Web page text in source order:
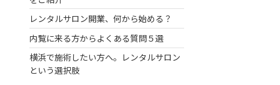
レンタルサロン開業、何から始める？
内覧に来る方からよくある質問５選
横浜で施術したい方へ。レンタルサロン
という選択肢